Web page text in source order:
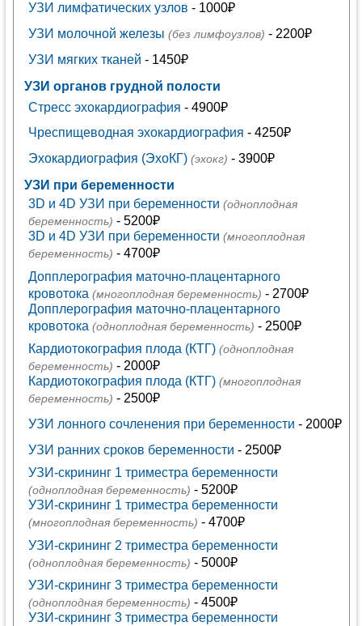
УЗИ лимфатических узлов - 1000₽
УЗИ молочной железы (без лимфоузлов) - 2200₽
УЗИ мягких тканей - 1450₽
УЗИ органов грудной полости
Стресс эхокардиография - 4900₽
Чреспищеводная эхокардиография - 4250₽
Эхокардиография (ЭхоКГ) (эхокг) - 3900₽
УЗИ при беременности
3D и 4D УЗИ при беременности (одноплодная
беременность) - 5200₽
3D и 4D УЗИ при беременности (многоплодная
беременность) - 4700₽
Допплерография маточно-плацентарного
кровотока (многоплодная беременность) - 2700₽
Допплерография маточно-плацентарного
кровотока (одноплодная беременность) - 2500₽
Кардиотокография плода (КТГ) (одноплодная
беременность) - 2000₽
Кардиотокография плода (КТГ) (многоплодная
беременность) - 2500₽
УЗИ лонного сочленения при беременности - 2000₽
УЗИ ранних сроков беременности - 2500₽
УЗИ-скрининг 1 триместра беременности
(одноплодная беременность) - 5200₽
УЗИ-скрининг 1 триместра беременности
(многоплодная беременность) - 4700₽
УЗИ-скрининг 2 триместра беременности
(одноплодная беременность) - 5000₽
УЗИ-скрининг 3 триместра беременности
(одноплодная беременность) - 4500₽
УЗИ-скрининг 3 триместра беременности